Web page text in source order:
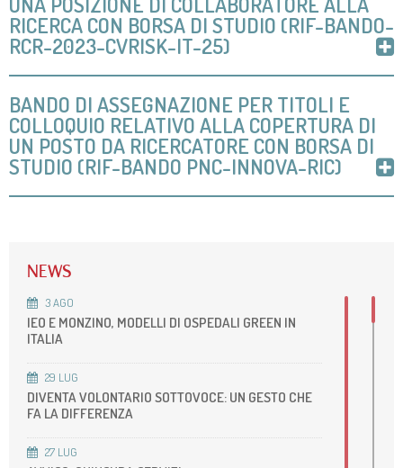
RICERCA CON BORSA DI STUDIO (RIF-BANDO-
RCR-2023-CVRISK-IT-25)
BANDO DI ASSEGNAZIONE PER TITOLI E
COLLOQUIO RELATIVO ALLA COPERTURA DI
UN POSTO DA RICERCATORE CON BORSA DI
STUDIO (RIF-BANDO PNC-INNOVA-RIC)
NEWS
3AGO
IEO E MONZINO, MODELLI DI OSPEDALI GREEN IN
ITALIA
29 LUG
DIVENTA VOLONTARIO SOTTOVOCE: UN GESTO CHE
FA LA DIFFERENZA
27 LUG